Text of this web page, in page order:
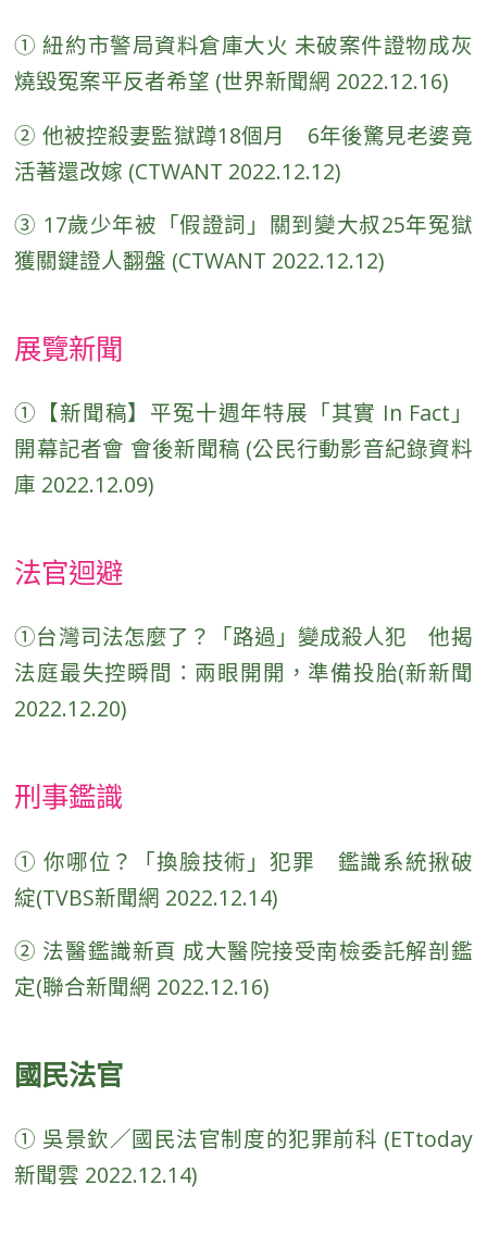
① 紐約市警局資料倉庫大火 未破案件證物成灰
燒毀冤案平反者希望 (世界新聞網 2022.12.16)
② 他被控殺妻監獄蹲18個月 6年後驚見老婆竟
活著還改嫁 (CTWANT 2022.12.12)
③ 17歲少年被「假證詞」關到變大叔25年冤獄
獲關鍵證人翻盤 (CTWANT 2022.12.12)
展覽新聞
①【新聞稿】平冤十週年特展「其實 In Fact」
開幕記者會 會後新聞稿 (公民行動影音紀錄資料
庫 2022.12.09)
法官迴避
①台灣司法怎麼了？「路過」變成殺人犯 他揭
法庭最失控瞬間：兩眼開開，準備投胎(新新聞
2022.12.20)
刑事鑑識
① 你哪位？「換臉技術」犯罪 鑑識系統揪破
綻(TVBS新聞網 2022.12.14)
② 法醫鑑識新頁 成大醫院接受南檢委託解剖鑑
定(聯合新聞網 2022.12.16)
國民法官
① 吳景欽／國民法官制度的犯罪前科 (ETtoday
新聞雲 2022.12.14)